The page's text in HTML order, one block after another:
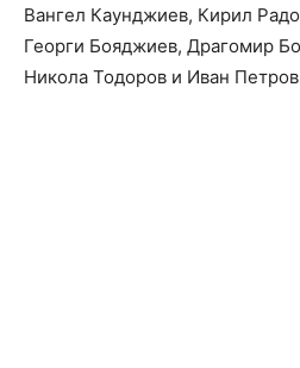
Вангел Каунджиев, Кирил
Георги Бояджиев, Драгомир
Никола Тодоров и Иван